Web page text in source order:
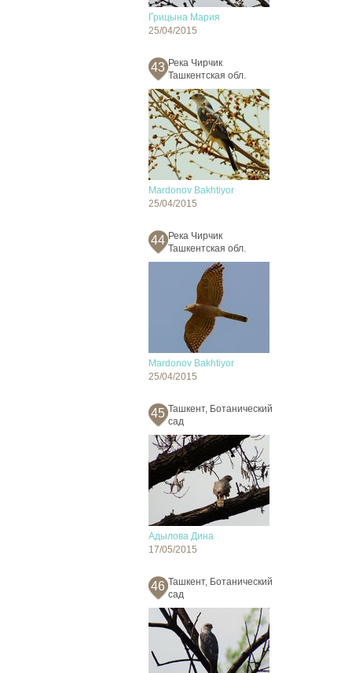
Грицына Мария
25/04/2015
43 Река Чирчик
Ташкентская обл.
Mardonov Bakhtiyor
25/04/2015
44 Река Чирчик
Ташкентская обл.
Mardonov Bakhtiyor
25/04/2015
45 Ташкент, Ботанический
сад
Адылова Дина
17/05/2015
46 Ташкент, Ботанический
сад